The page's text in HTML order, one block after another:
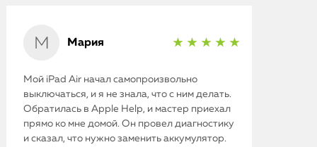
Мария ★ ★ ★ ★ ★
Мой iPad Air начал самопроизвольно
выключаться, и я не знала, что с ним делать.
Обратилась в Apple Help, и мастер приехал
прямо ко мне домой. Он провел диагностику
и сказал, что нужно заменить аккумулятор.